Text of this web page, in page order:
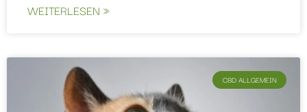
WEITERLESEN »
CBD ALLGEMEIN